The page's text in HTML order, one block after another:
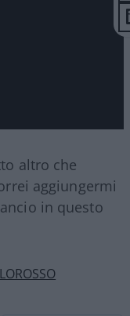
altro che
aggiungermi
in questo